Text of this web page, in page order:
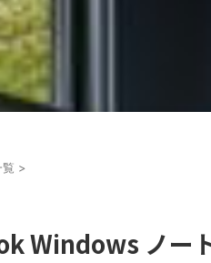
>
Windows ノー